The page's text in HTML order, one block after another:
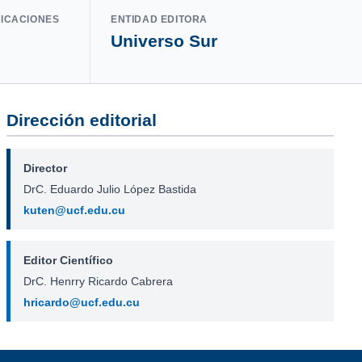
ENTIDAD EDITORA
Universo Sur
Dirección editorial
Director
DrC. Eduardo Julio López Bastida
kuten@ucf.edu.cu
Editor Científico
DrC. Henrry Ricardo Cabrera
hricardo@ucf.edu.cu